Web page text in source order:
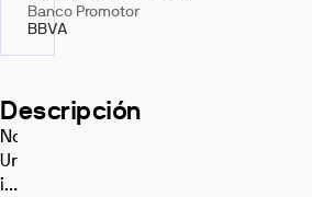
Banco Promotor
BBVA
Descripción
Nova
Urbe:
¡Últimos